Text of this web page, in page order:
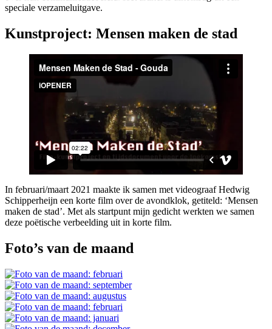
speciale verzameluitgave.
Kunstproject: Mensen maken de stad
In februari/maart 2021 maakte ik samen met videograaf Hedwig
Schipperheijn een korte film over de avondklok, getiteld: ‘Mensen
maken de stad’. Met als startpunt mijn gedicht werkten we samen
deze poëtische verbeelding uit in korte film.
Foto’s van de maand